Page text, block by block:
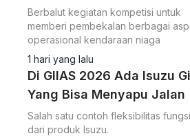
Berbalut kegiatan kompetisi untuk
memberi pembekalan berbagai
operasional kendaraan niaga
1 hari yang lalu
Di GIIAS 2026 Ada Isuzu
Yang Bisa Menyapu Jalan
Salah satu contoh fleksibilitas
dari produk Isuzu.